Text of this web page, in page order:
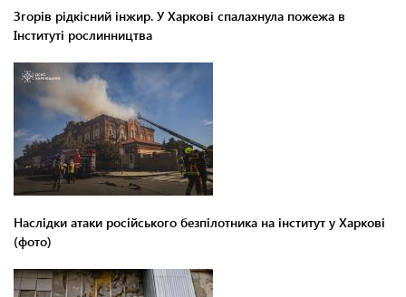
Згорів рідкісний інжир. У Харкові спалахнула пожежа в
Інституті рослинництва
Наслідки атаки російського безпілотника на інститут у Харкові
(фото)